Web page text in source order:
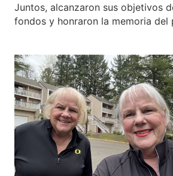
Juntos, alcanzaron sus objetivos
fondos y honraron la memoria del